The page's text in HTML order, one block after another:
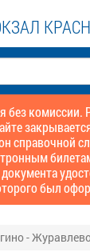
без комиссии.
справочной
был
-